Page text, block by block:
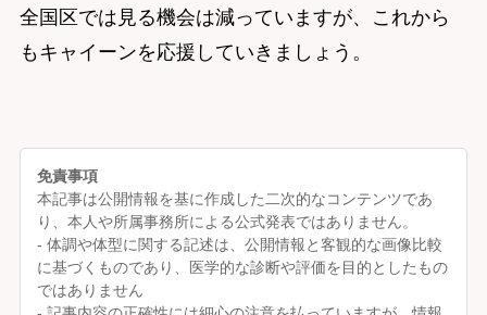
全国区では見る機会は減っていますが、これから
もキャイーンを応援していきましょう。
免責事項
本記事は公開情報を基に作成した二次的なコンテンツであ
り、本人や所属事務所による公式発表ではありません。
- 体調や体型に関する記述は、公開情報と客観的な画像比較
に基づくものであり、医学的な診断や評価を目的としたもの
ではありません